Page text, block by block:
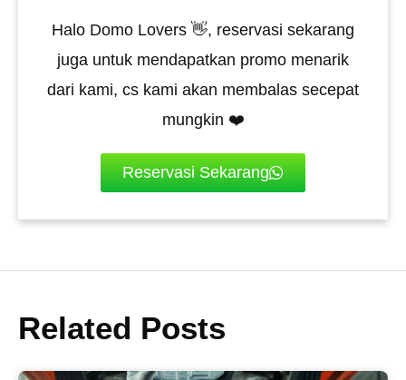
Halo Domo Lovers 👋, reservasi sekarang
juga untuk mendapatkan promo menarik
dari kami, cs kami akan membalas secepat
mungkin ❤️
Reservasi Sekarang
Related Posts